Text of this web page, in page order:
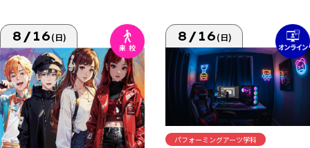
8/16(日) 8/16(日)
パフォーミングアーツ学科